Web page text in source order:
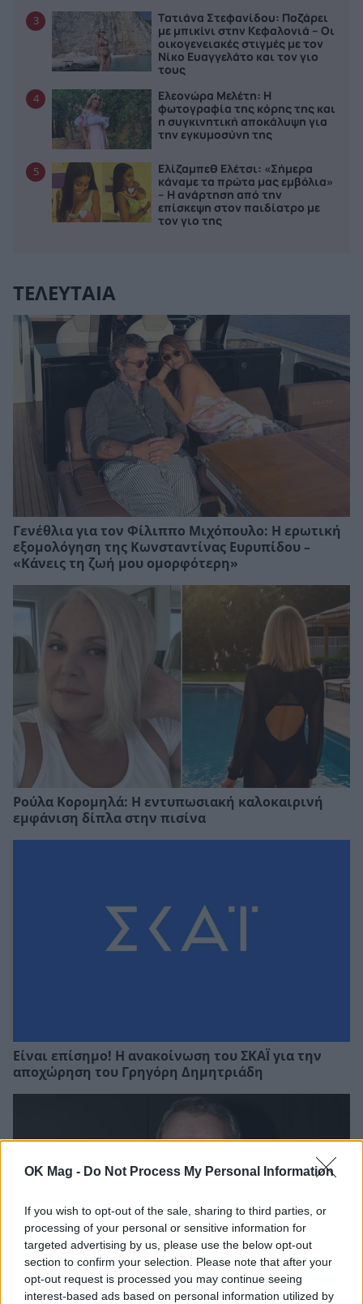
OK Mag - Do Not Process My Personal Information
If you wish to opt-out of the sale, sharing to third parties, or
processing of your personal or sensitive information for
targeted advertising by us, please use the below opt-out
section to confirm your selection. Please note that after your
opt-out request is processed you may continue seeing
interest-based ads based on personal information utilized by
3
Τατιάνα Στεφανίδου: Ποζάρει
με μπικίνι στην Κεφαλονιά – Οι
οικογενειακές στιγμές με τον
Νίκο Ευαγγελάτο και τον γιο
τους
4
Ελεονώρα Μελέτη: Η
φωτογραφία της κόρης της και
η συγκινητική αποκάλυψη για
την εγκυμοσύνη της
5
Ελίζαμπεθ Ελέτσι: «Σήμερα
κάναμε τα πρώτα μας εμβόλια»
– Η ανάρτηση από την
επίσκεψη στον παιδίατρο με
τον γιο της
ΤΕΛΕΥΤΑΙΑ
Γενέθλια για τον Φίλιππο Μιχόπουλο: Η ερωτική
εξομολόγηση της Κωνσταντίνας Ευρυπίδου –
«Κάνεις τη ζωή μου ομορφότερη»
Ρούλα Κορομηλά: Η εντυπωσιακή καλοκαιρινή
εμφάνιση δίπλα στην πισίνα
Είναι επίσημο! Η ανακοίνωση του ΣΚΑΪ για την
αποχώρηση του Γρηγόρη Δημητριάδη